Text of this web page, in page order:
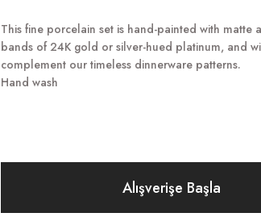
This fine porcelain set is hand-painted with matte
bands of 24K gold or silver-hued platinum, and
complement our timeless dinnerware patterns.
Hand wash
Alışverişe Başla